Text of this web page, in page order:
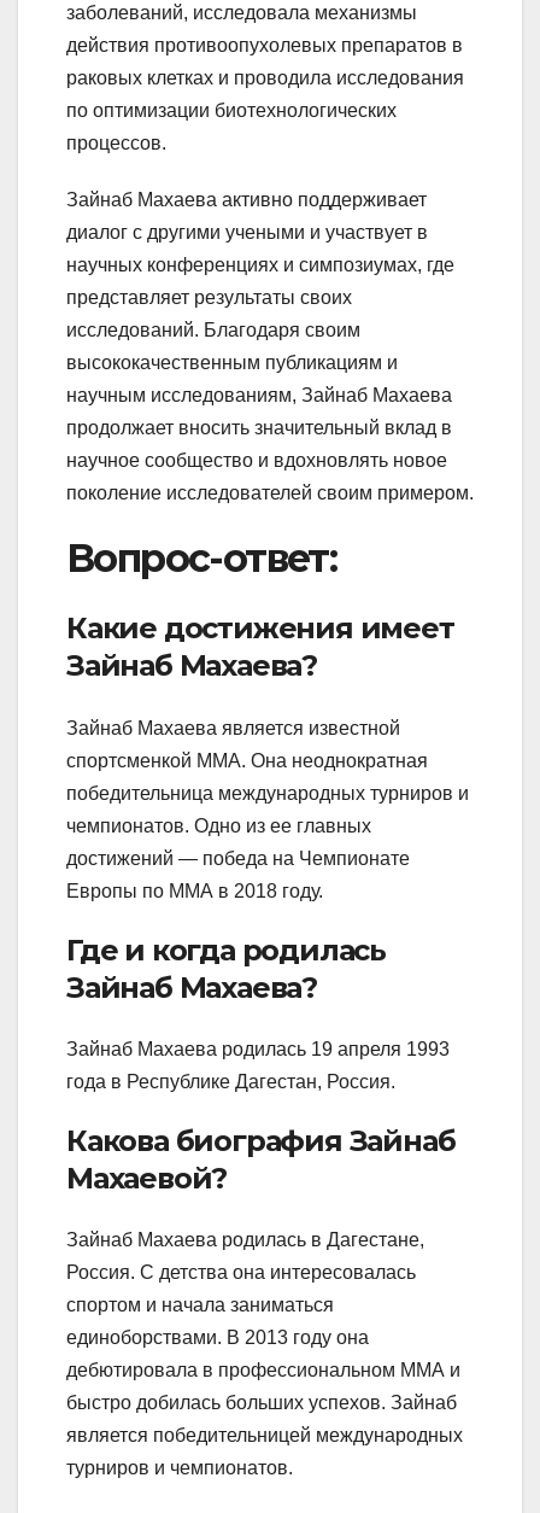
заболеваний, исследовала механизмы
действия противоопухолевых препаратов в
раковых клетках и проводила исследования
по оптимизации биотехнологических
процессов.
Зайнаб Махаева активно поддерживает
диалог с другими учеными и участвует в
научных конференциях и симпозиумах, где
представляет результаты своих
исследований. Благодаря своим
высококачественным публикациям и
научным исследованиям, Зайнаб Махаева
продолжает вносить значительный вклад в
научное сообщество и вдохновлять новое
поколение исследователей своим примером.
Вопрос-ответ:
Какие достижения имеет
Зайнаб Махаева?
Зайнаб Махаева является известной
спортсменкой ММА. Она неоднократная
победительница международных турниров и
чемпионатов. Одно из ее главных
достижений — победа на Чемпионате
Европы по ММА в 2018 году.
Где и когда родилась
Зайнаб Махаева?
Зайнаб Махаева родилась 19 апреля 1993
года в Республике Дагестан, Россия.
Какова биография Зайнаб
Махаевой?
Зайнаб Махаева родилась в Дагестане,
Россия. С детства она интересовалась
спортом и начала заниматься
единоборствами. В 2013 году она
дебютировала в профессиональном ММА и
быстро добилась больших успехов. Зайнаб
является победительницей международных
турниров и чемпионатов.